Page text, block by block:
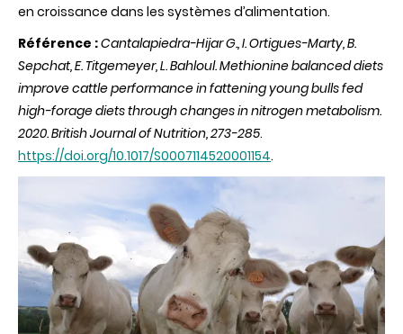
en croissance dans les systèmes d’alimentation.
Référence :Cantalapiedra-Hijar G., I. Ortigues-Marty, B.
Sepchat, E. Titgemeyer, L. Bahloul. Methionine balanced diets
improve cattle performance in fattening young bulls fed
high-forage diets through changes in nitrogen metabolism.
2020. British Journal of Nutrition, 273-285.
https://doi.org/10.1017/S0007114520001154.